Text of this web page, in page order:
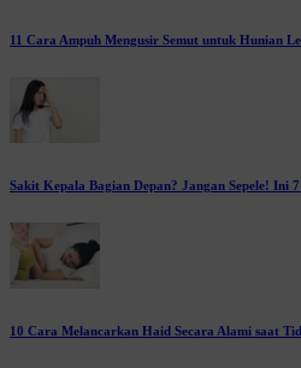
11 Cara Ampuh Mengusir Semut untuk Hunian
Sakit Kepala Bagian Depan? Jangan Sepele! Ini
10 Cara Melancarkan Haid Secara Alami saat